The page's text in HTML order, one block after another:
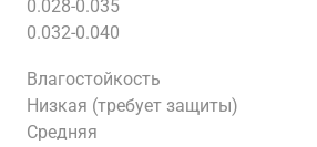
0.028-0.035
0.032-0.040
Влагостойкость
Низкая (требует защиты)
Средняя